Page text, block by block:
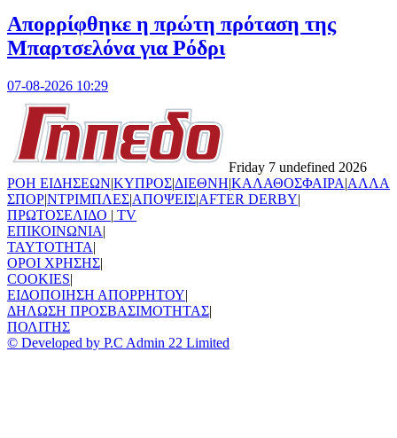
Απορρίφθηκε η πρώτη πρόταση της
Μπαρτσελόνα για Ρόδρι
07-08-2026 10:29
Friday 7 undefined 2026
ΡΟΗ ΕΙΔΗΣΕΩΝ|ΚΥΠΡΟΣ|ΔΙΕΘΝΗ|ΚΑΛΑΘΟΣΦΑΙΡΑ|ΑΛΛΑ
ΣΠΟΡ|ΝΤΡΙΜΠΛΕΣ|ΑΠΟΨΕΙΣ|AFTER DERBY|
ΠΡΩΤΟΣΕΛΙΔΟ | TV
ΕΠΙΚΟΙΝΩΝΙΑ|
TAYTOTHTA|
ΟΡΟΙ ΧΡΗΣΗΣ|
COOKIES|
ΕΙΔΟΠΟΙΗΣΗ ΑΠΟΡΡΗΤΟΥ|
ΔΗΛΩΣΗ ΠΡΟΣΒΑΣΙΜΟΤΗΤΑΣ|
ΠΟΛΙΤΗΣ
© Developed by P.C Admin 22 Limited